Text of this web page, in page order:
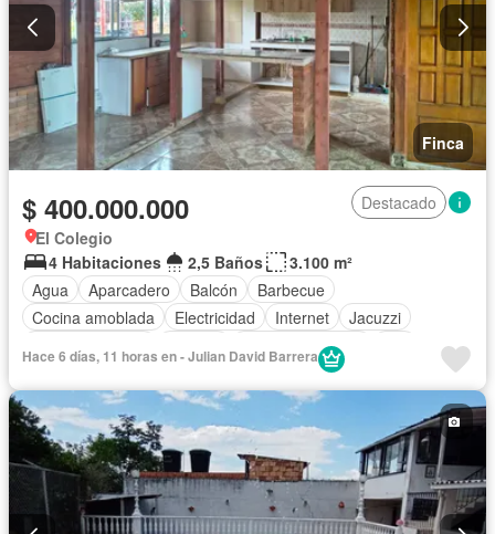
Finca
$ 400.000.000
Destacado
El Colegio
4 Habitaciones
2,5 Baños
3.100 m²
Agua
Aparcadero Balcón
Barbecue
Cocina amoblada
Electricidad Internet
Jacuzzi
Vista panorámica
Hace 6 días, 11 horas en - Julian David Barrera